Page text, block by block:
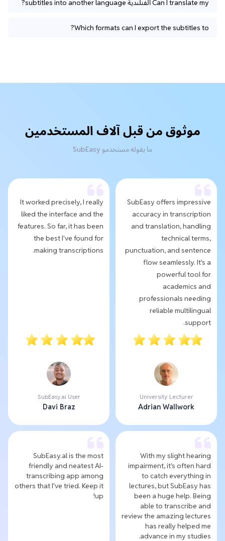
Can I translate my الفنلندية subtitles into another language?
Which formats can I export the subtitles to?
موثوق من قبل آلاف المستخدمين
ما يقوله مستخدمو SubEasy
SubEasy offers impressive
accuracy in transcription
and translation, handling
technical terms,
punctuation, and sentence
flow seamlessly. It's a
powerful tool for
academics and
professionals needing
reliable multilingual
support.
University Lecturer
Adrian Wallwork
It worked precisely, I really
liked the interface and the
features. So far, it has been
the best I've found for
making transcriptions.
SubEasy.ai User
Davi Braz
With my slight hearing
impairment, it's often hard
to catch everything in
lectures, but SubEasy has
been a huge help. Being
able to transcribe and
review the amazing lectures
has really helped me
advance in my studies.
SubEasy.al is the most
friendly and neatest AI-
transcribing app among
others that I've tried. Keep it
up!